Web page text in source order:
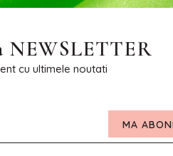
NEWSLETTER
cu ultimele noutati
MA